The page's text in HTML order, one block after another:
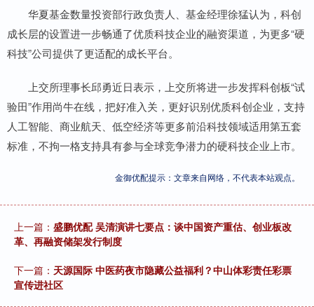
华夏基金数量投资部行政负责人、基金经理徐猛认为，科创
成长层的设置进一步畅通了优质科技企业的融资渠道，为更多“硬
科技”公司提供了更适配的成长平台。
上交所理事长邱勇近日表示，上交所将进一步发挥科创板“试
验田”作用尚牛在线，把好准入关，更好识别优质科创企业，支持
人工智能、商业航天、低空经济等更多前沿科技领域适用第五套
标准，不拘一格支持具有参与全球竞争潜力的硬科技企业上市。
金御优配提示：文章来自网络，不代表本站观点。
上一篇： 盛鹏优配 吴清演讲七要点：谈中国资产重估、创业板改
革、再融资储架发行制度
下一篇： 天源国际 中医药夜市隐藏公益福利？中山体彩责任彩票
宣传进社区